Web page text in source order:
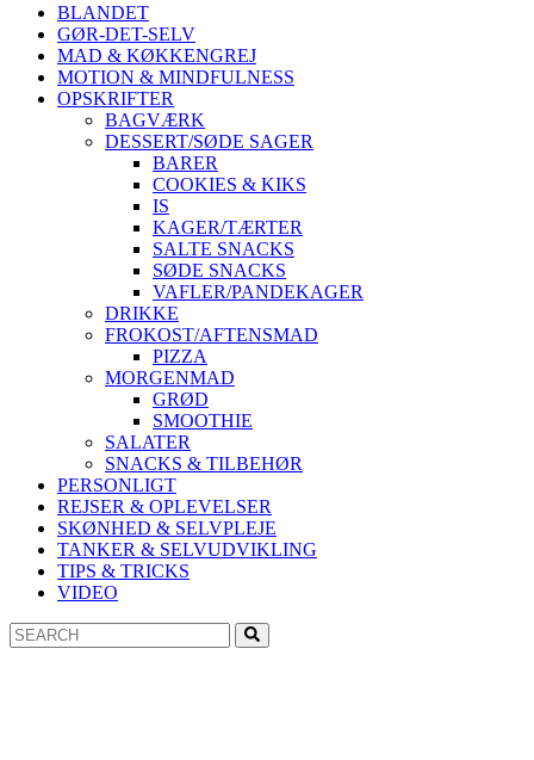
BLANDET
GØR-DET-SELV
MAD & KØKKENGREJ
MOTION & MINDFULNESS
OPSKRIFTER
BAGVÆRK
DESSERT/SØDE SAGER
BARER
COOKIES & KIKS
IS
KAGER/TÆRTER
SALTE SNACKS
SØDE SNACKS
VAFLER/PANDEKAGER
DRIKKE
FROKOST/AFTENSMAD
PIZZA
MORGENMAD
GRØD
SMOOTHIE
SALATER
SNACKS & TILBEHØR
PERSONLIGT
REJSER & OPLEVELSER
SKØNHED & SELVPLEJE
TANKER & SELVUDVIKLING
TIPS & TRICKS
VIDEO
Search
for: